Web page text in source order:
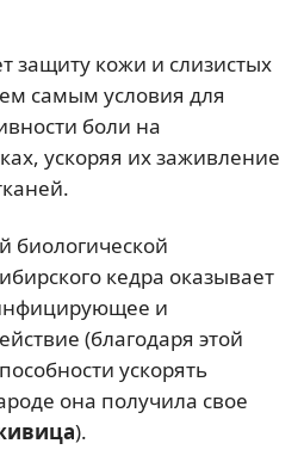
защиту кожи и слизистых
самым условия для
боли на
ускоряя их заживление
биологической
кедра оказывает
и
(благодаря этой
ускорять
она получила свое
).